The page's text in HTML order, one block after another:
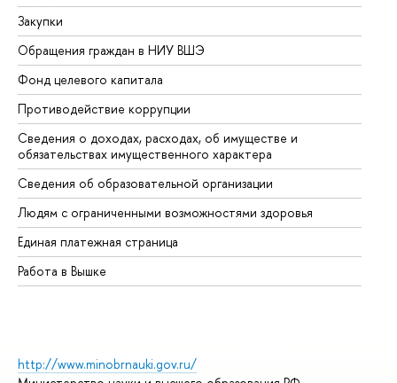
Закупки
Обращения граждан в НИУ ВШЭ
Фонд целевого капитала
Противодействие коррупции
Сведения о доходах, расходах, об имуществе и
обязательствах имущественного характера
Сведения об образовательной организации
Людям с ограниченными возможностями здоровья
Единая платежная страница
Работа в Вышке
http://www.minobrnauki.gov.ru/